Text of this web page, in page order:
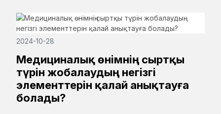
2024-10-28
Медициналық өнімнің сыртқы
түрін жобалаудың негізгі
элементтерін қалай анықтауға
болады?